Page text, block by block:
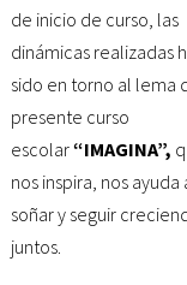
de inicio de curso, las
dinámicas realizadas
sido en torno al lema
presente curso
escolar“IMAGINA”,
nos inspira, nos ayuda
soñar y seguir
juntos.